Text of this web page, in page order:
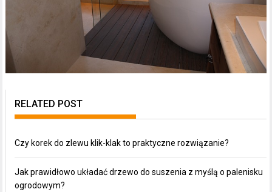
RELATED POST
Czy korek do zlewu klik-klak to praktyczne rozwiązanie?
Jak prawidłowo układać drzewo do suszenia z myślą o palenisku
ogrodowym?